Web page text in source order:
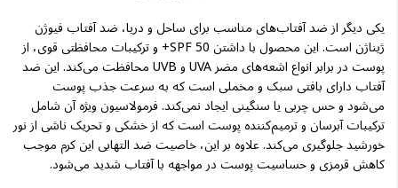
یکی دیگر از ضد آفتاب‌های مناسب برای ساحل و دریا، ضد آفتاب فیوژن
ژیناژن است. این محصول با داشتن SPF 50+ و ترکیبات محافظتی قوی، از
پوست در برابر انواع اشعه‌های مضر UVA و UVB محافظت می‌کند. این ضد
آفتاب دارای بافتی سبک و مخملی است که به سرعت جذب پوست
می‌شود و حس چربی یا سنگینی ایجاد نمی‌کند. فرمولاسیون ویژه آن شامل
ترکیبات آبرسان و ترمیم‌کننده پوست است که از خشکی و تحریک ناشی از نور
خورشید جلوگیری می‌کند. علاوه بر این، خاصیت ضد التهابی این کرم موجب
کاهش قرمزی و حساسیت پوست در مواجهه با آفتاب شدید می‌شود.